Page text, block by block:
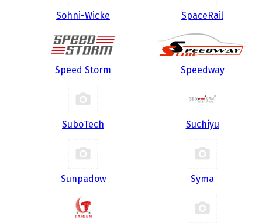
Sohni-Wicke SpaceRail
Speed Storm Speedway
SuboTech Suchiyu
Sunpadow Syma